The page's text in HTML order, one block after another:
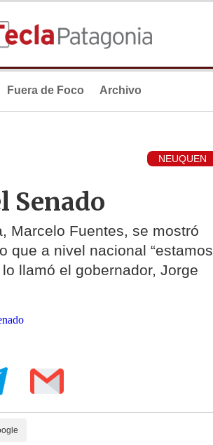
Fuera de Foco Archivo
NEUQUEN
Senado
Marcelo Fuentes, se mostró
que a nivel nacional “estamos
llamó el gobernador, Jorge